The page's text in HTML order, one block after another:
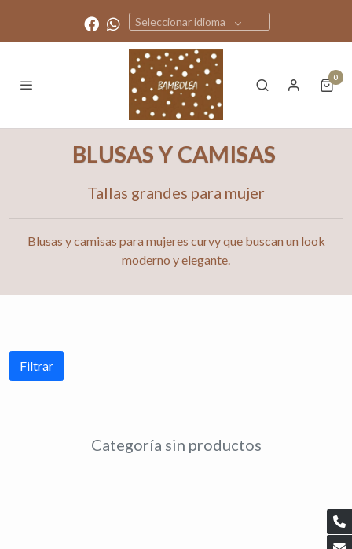
Seleccionar idioma
0
BLUSAS Y CAMISAS
Tallas grandes para mujer
Blusas y camisas para mujeres curvy que buscan un look
moderno y elegante.
Filtrar
Categoría sin productos